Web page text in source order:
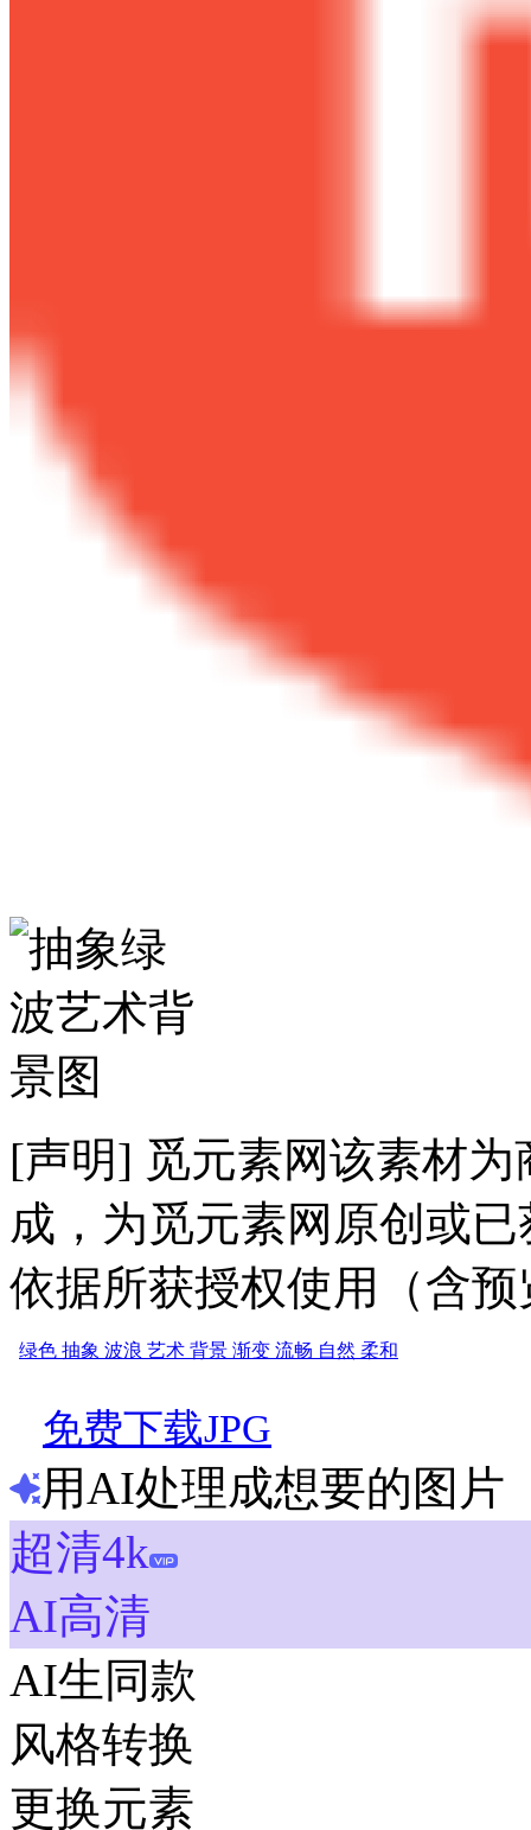
[声明] 觅元素网该素材
成，为觅元素网原创或
依据所获授权使用（含
绿色 抽象 波浪 艺术 背景 渐变 流畅 自然 柔和
免费下载JPG
用AI处理成想要的图片
超清4k
AI高清
AI生同款
风格转换
更换元素